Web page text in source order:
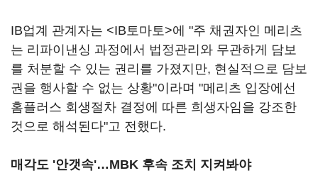
IB업계 관계자는 <IB토마토>에 "주 채권자인 메리츠
는 리파이낸싱 과정에서 법정관리와 무관하게 담보
를 처분할 수 있는 권리를 가졌지만, 현실적으로 담보
권을 행사할 수 없는 상황"이라며 "메리츠 입장에선
홈플러스 회생절차 결정에 따른 희생자임을 강조한
것으로 해석된다"고 전했다.
매각도 '안갯속'…MBK 후속 조치 지켜봐야